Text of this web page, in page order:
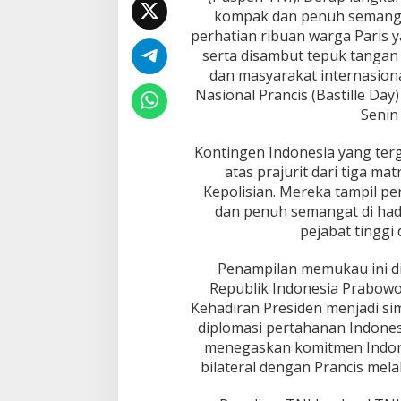
D
a
y
2
2
5
i
b
o
l
m
t
r
a
a
n
S
kompak dan penuh
perhatian ribuan warga Paris
serta disambut tepuk
dan masyarakat
Nasional Prancis (Bastille
Kontingen Indonesia yang
atas prajurit dari tiga
Kepolisian. Mereka tampil
dan penuh semangat di
pejabat tinggi
Penampilan memukau ini
Republik Indonesia
Kehadiran Presiden menjadi
diplomasi pertahanan
menegaskan komitmen
bilateral dengan Prancis